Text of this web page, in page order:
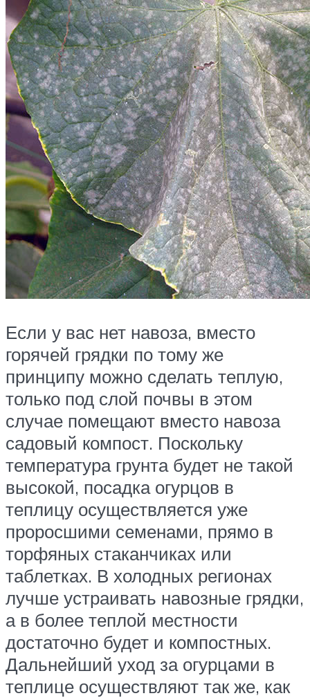
Если у вас нет навоза, вместо
горячей грядки по тому же
принципу можно сделать теплую,
только под слой почвы в этом
случае помещают вместо навоза
садовый компост. Поскольку
температура грунта будет не такой
высокой, посадка огурцов в
теплицу осуществляется уже
проросшими семенами, прямо в
торфяных стаканчиках или
таблетках. В холодных регионах
лучше устраивать навозные грядки,
а в более теплой местности
достаточно будет и компостных.
Дальнейший уход за огурцами в
теплице осуществляют так же, как